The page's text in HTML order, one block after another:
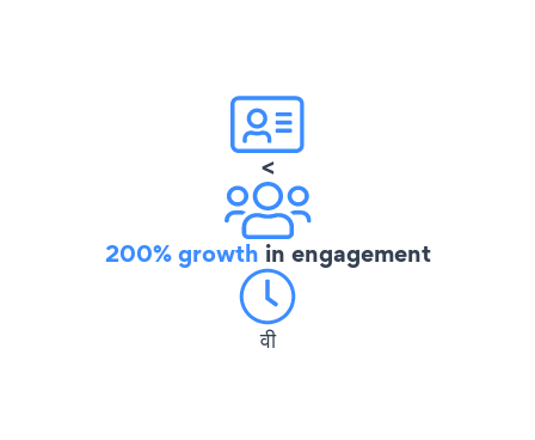
<
200% growth in engagement
वी